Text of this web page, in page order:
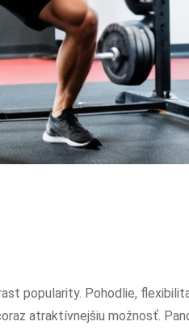
popularity. Pohodlie,
atraktívnejšiu možnosť.